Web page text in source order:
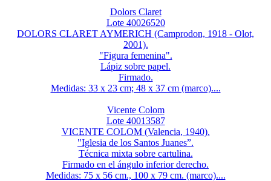
Dolors Claret
Lote 40026520
DOLORS CLARET AYMERICH (Camprodon, 1918 - Olot,
2001).
"Figura femenina".
Lápiz sobre papel.
Firmado.
Medidas: 33 x 23 cm; 48 x 37 cm (marco)....
Vicente Colom
Lote 40013587
VICENTE COLOM (Valencia, 1940).
"Iglesia de los Santos Juanes”.
Técnica mixta sobre cartulina.
Firmado en el ángulo inferior derecho.
Medidas: 75 x 56 cm., 100 x 79 cm. (marco)....